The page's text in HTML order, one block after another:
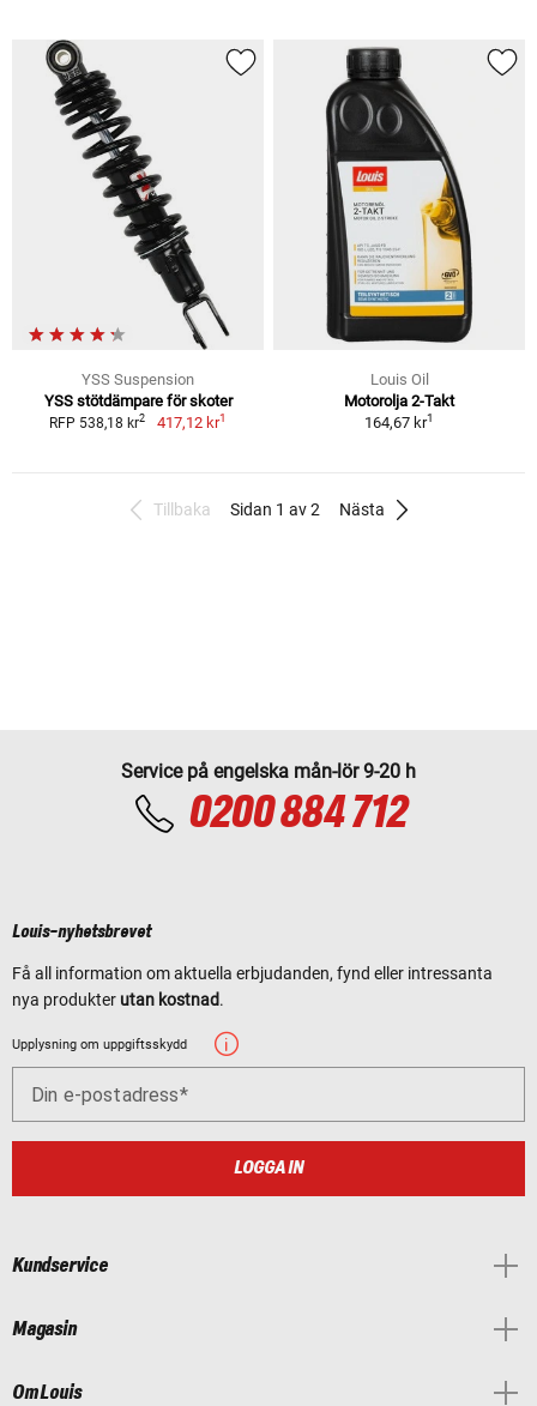
YSS Suspension
YSS stötdämpare för skoter
RFP 538,18 kr2 417,12 kr1
Louis Oil
Motorolja 2-Takt
164,67 kr1
Tillbaka Sidan 1 av 2 Nästa
Service på engelska mån-lör 9-20 h
0200 884 712
Louis-nyhetsbrevet
Få all information om aktuella erbjudanden, fynd eller intressanta
nya produkter utan kostnad.
Upplysning om uppgiftsskydd
Din e-postadress
LOGGA IN
Kundservice
Magasin
Om Louis